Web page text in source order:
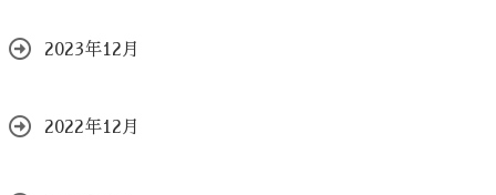
2023年12月
2022年12月